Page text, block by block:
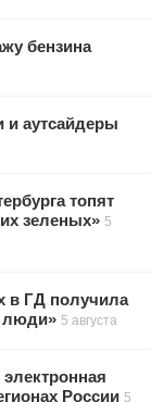
бензина
и аутсайдеры
топят
зеленых» 5
в ГД получила
люди» 5 августа
России 5